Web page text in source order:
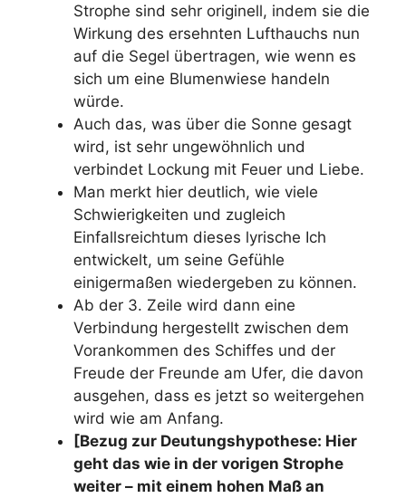
Strophe sind sehr originell, indem sie die
Wirkung des ersehnten Lufthauchs nun
auf die Segel übertragen, wie wenn es
sich um eine Blumenwiese handeln
würde.
Auch das, was über die Sonne gesagt
wird, ist sehr ungewöhnlich und
verbindet Lockung mit Feuer und Liebe.
Man merkt hier deutlich, wie viele
Schwierigkeiten und zugleich
Einfallsreichtum dieses lyrische Ich
entwickelt, um seine Gefühle
einigermaßen wiedergeben zu können.
Ab der 3. Zeile wird dann eine
Verbindung hergestellt zwischen dem
Vorankommen des Schiffes und der
Freude der Freunde am Ufer, die davon
ausgehen, dass es jetzt so weitergehen
wird wie am Anfang.
[Bezug zur Deutungshypothese: Hier
geht das wie in der vorigen Strophe
weiter – mit einem hohen Maß an